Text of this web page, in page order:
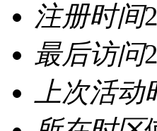
注册时间
最后访问
上次活动